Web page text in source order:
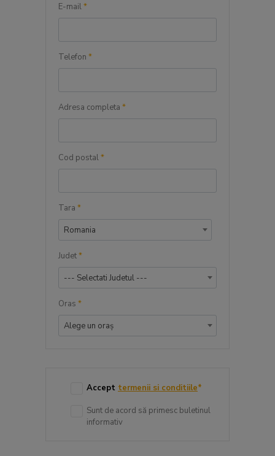
E-mail*
Telefon *
Adresa completa *
Cod postal*
Tara *
Romania
Judet*
--- Selectati Judetul ---
Oras *
Alege un oraș
Accept termenii si conditiile*
Sunt de acord să primesc buletinul
informativ